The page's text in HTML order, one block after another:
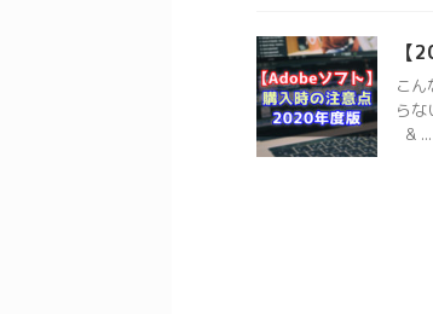
【
こ
ら
& ...